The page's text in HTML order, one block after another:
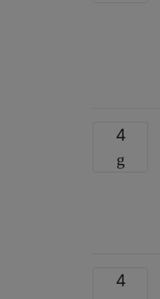
4
4